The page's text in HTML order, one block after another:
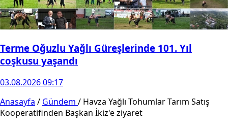
Terme Oğuzlu Yağlı Güreşlerinde 101. Yıl
coşkusu yaşandı
03.08.2026 09:17
Anasayfa / Gündem / Havza Yağlı Tohumlar Tarım Satış
Kooperatifinden Başkan İkiz'e ziyaret